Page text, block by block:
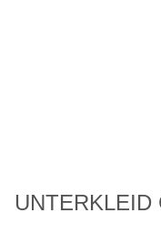
UNTERKLEID